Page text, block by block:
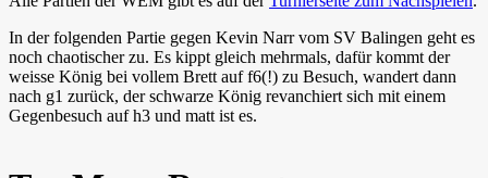
In der folgenden Partie gegen Kevin Narr vom SV Balingen geht es
noch chaotischer zu. Es kippt gleich mehrmals, dafür kommt der
weisse König bei vollem Brett auf f6(!) zu Besuch, wandert dann
nach g1 zurück, der schwarze König revanchiert sich mit einem
Gegenbesuch auf h3 und matt ist es.